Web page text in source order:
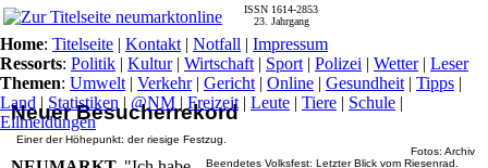
Neuer Besucherrekord
Einer der Höhepunkt: der riesige Festzug.
Fotos: Archiv
Beendetes Volksfest: Letzter Blick vom Riesenrad.
ISSN 1614-2853
23. Jahrgang
Home: Titelseite | Kontakt | Notfall | Impressum
Ressorts: Politik | Kultur| Wirtschaft | Sport | Polizei | Wetter| Leser
Themen: Umwelt | Verkehr| Gericht | Online | Gesundheit | Tipps |
Land | Statistiken | @NM | Freizeit | Leute | Tiere | Schule |
Eilmeldungen